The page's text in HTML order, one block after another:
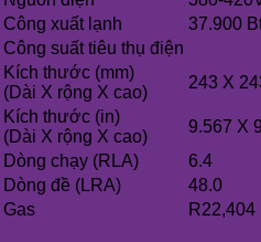
Công xuất lạnh
37.900
Công suất tiêu thụ điện
Kích thước (mm)
(Dài X rộng X cao)
243 X
Kích thước (in)
(Dài X rộng X cao)
9.567 X
Dòng chạy (RLA)
6.4
Dòng đề (LRA)
48.0
Gas
R22,404